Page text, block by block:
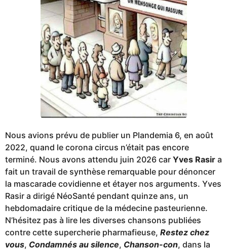
Nous avions prévu de publier un Plandemia 6, en août
2022, quand le corona circus n’était pas encore
terminé. Nous avons attendu juin 2026 car Yves Rasir a
fait un travail de synthèse remarquable pour dénoncer
la mascarade covidienne et étayer nos arguments. Yves
Rasir a dirigé NéoSanté pendant quinze ans, un
hebdomadaire critique de la médecine pasteurienne.
N’hésitez pas à lire les diverses chansons publiées
contre cette supercherie pharmafieuse, Restez chez
vous, Condamnés au silence, Chanson-con, dans la